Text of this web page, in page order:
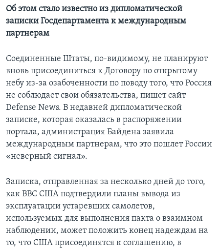
Об этом стало известно из дипломатической
записки Госдепартамента к международным
партнерам
Соединенные Штаты, по-видимому, не планируют
вновь присоединиться к Договору по открытому
небу из-за озабоченности по поводу того, что Россия
не соблюдает свои обязательства, пишет сайт
Defense News. В недавней дипломатической
записке, которая оказалась в распоряжении
портала, администрация Байдена заявила
международным партнерам, что это пошлет России
«неверный сигнал».
Записка, отправленная за несколько дней до того,
как ВВС США подтвердили планы вывода из
эксплуатации устаревших самолетов,
используемых для выполнения пакта о взаимном
наблюдении, может положить конец надеждам на
то, что США присоединятся к соглашению, в